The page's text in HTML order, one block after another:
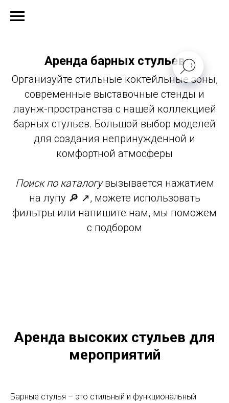
Аренда барных стульев
Организуйте стильные коктейльные зоны,
современные выставочные стенды и
лаунж-пространства с нашей коллекцией
барных стульев. Большой выбор моделей
для создания непринужденной и
комфортной атмосферы
Поиск по каталогувызывается нажатием
на лупу 🔎 ↗️, можете использовать
фильтры или напишите нам, мы поможем
с подбором
Аренда высоких стульев для
мероприятий
Барные стулья – это стильный и функциональный